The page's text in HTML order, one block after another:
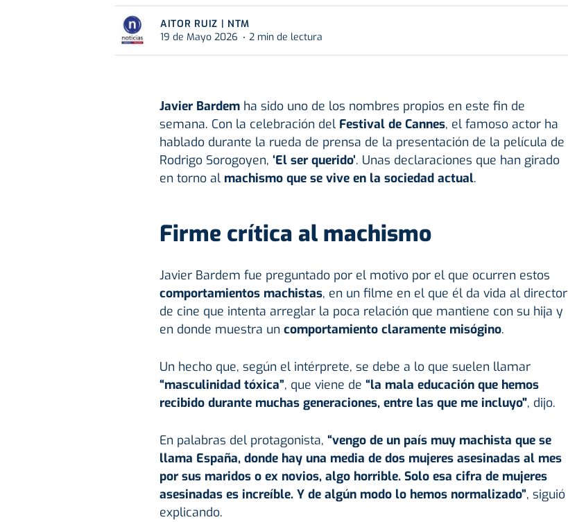
AITOR RUIZ | NTM
19 de Mayo 2026
2 min de lectura
Javier Bardem ha sido uno de los nombres propios en este fin de
semana. Con la celebración del Festival de Cannes, el famoso actor ha
hablado durante la rueda de prensa de la presentación de la película de
Rodrigo Sorogoyen, ‘El ser querido’. Unas declaraciones que han girado
en torno al machismo que se vive en la sociedad actual.
Firme crítica al machismo
Javier Bardem fue preguntado por el motivo por el que ocurren estos
comportamientos machistas, en un filme en el que él da vida al director
de cine que intenta arreglar la poca relación que mantiene con su hija y
en donde muestra un comportamiento claramente misógino.
Un hecho que, según el intérprete, se debe a lo que suelen llamar
“masculinidad tóxica”, que viene de “la mala educación que hemos
recibido durante muchas generaciones, entre las que me incluyo", dijo.
En palabras del protagonista, “vengo de un país muy machista que se
llama España, donde hay una media de dos mujeres asesinadas al mes
por sus maridos o ex novios, algo horrible. Solo esa cifra de mujeres
asesinadas es increíble. Y de algún modo lo hemos normalizado”, siguió
explicando.